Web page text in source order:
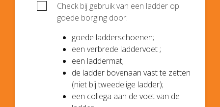
Check bij gebruik van een ladder op
goede borging door:
goede ladderschoenen;
een verbrede laddervoet ;
een laddermat;
de ladder bovenaan vast te zetten
(niet bij tweedelige ladder);
een collega aan de voet van de